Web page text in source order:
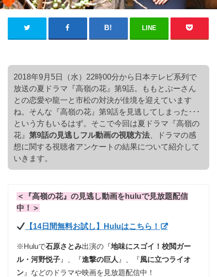
LINE
2018年9月5日（水）22時00分から日本テレビ系列で
放送の夏ドラマ『高嶺の花』第9話。ももとぷーさん
との恋愛や龍一と市松の対決が佳境を迎えています
ね。そんな『高嶺の花』第9話を見逃してしまった･･･
という方もいるはず。そこで今回は夏ドラマ『高嶺の
花』第9話の見逃しフル動画の視聴方法 、ドラマの感
想に関する視聴者アンケートの結果について紹介して
いきます。
＜『高嶺の花』の見逃し動画をhuluで見放題配信
中！＞
【14日間無料お試し】Huluはこちら！
※Huluで石原さとみ出演の『地味にスゴイ！校閲ガー
ル・河野悦子 』、『進撃の巨人 』、『風に立つライオ
ン 』などのドラマや映画を見放題配信中！